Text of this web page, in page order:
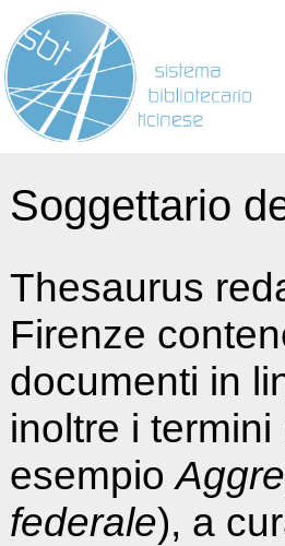
Soggettario
Thesaurus
Firenze
documenti in
inoltre i
esempio
federale), a